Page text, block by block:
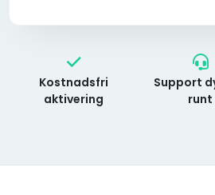
Kostnadsfri
aktivering
Support
runt